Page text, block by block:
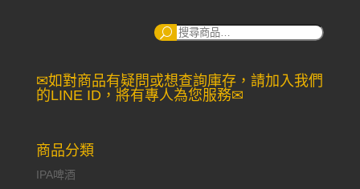
搜
✉如對商品有疑問或想查詢庫存，請加入我們
的LINE ID，將有專人為您服務✉
商品分類
IPA啤酒